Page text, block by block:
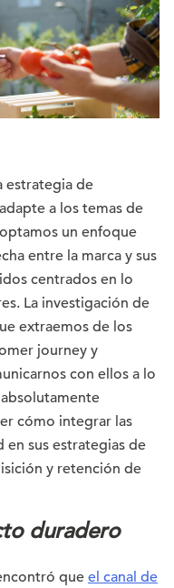
estrategia de
a los temas de
un enfoque
entre la marca y sus
centrados en lo
La investigación de
extraemos de los
journey y
con ellos a lo
cómo integrar las
en sus estrategias de
y retención de
duradero
que el canal de